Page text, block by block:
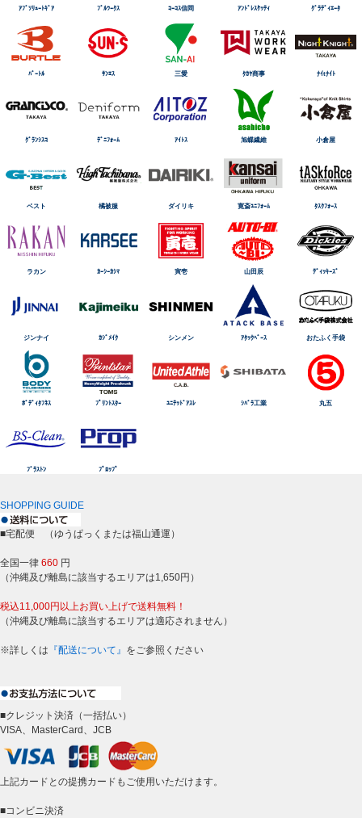
ｱﾌﾞｿﾘｭｰﾄｷﾞｱ ﾌﾞﾙﾜｰｸｽ ｺｰｺｽ信岡 ｱﾝﾄﾞﾚｽｹｯﾃｨ ｸﾞﾗﾃﾞｨｴｰﾀ
ﾊﾞｰﾄﾙ ｻﾝｴｽ 三愛 ﾀｶﾔ商事 ﾅｲtﾅｲﾄ
ｸﾞﾗﾝｼｽｺ ﾃﾞﾆﾌｫｰﾑ ｱｲﾄｽ 旭蝶繊維 小倉屋
ベスト 橘被服 ダイリキ 寛斎ﾕﾆﾌｫｰﾑ ﾀｽｸﾌｫｰｽ
ラカン ｶｰｼｰｶｼﾏ 寅壱 山田辰 ﾃﾞｨｯｷｰｽﾞ
ジンナイ ｶｼﾞﾒｲｸ シンメン ｱﾀｯｸﾍﾞｰｽ おたふく手袋
ﾎﾞﾃﾞｨﾀﾌﾈｽ ﾌﾟﾘﾝﾄｽﾀｰ ﾕﾆﾃｯﾄﾞｱｽﾚ ｼﾊﾞﾗ工業 丸五
ﾌﾞﾗｽﾄﾝ ﾌﾟﾛｯﾌﾟ
SHOPPING GUIDE
■宅配便 （ゆうぱっくまたは福山通運）
全国一律 660 円
（沖縄及び離島に該当するエリアは1,650円）
税込11,000円以上お買い上げで送料無料！
（沖縄及び離島に該当するエリアは適応されません）
※詳しくは 『配送について』 をご参照ください
■クレジット決済（一括払い）
VISA、MasterCard、JCB
上記カードとの提携カードもご使用いただけます。
■コンビニ決済